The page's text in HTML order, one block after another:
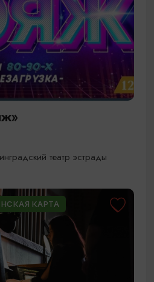
театр эстрады
КАРТА